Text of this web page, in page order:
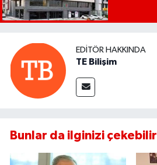
EDITÖR HAKKINDA
TE Bilişim
Bunlar da ilginizi çekebilir